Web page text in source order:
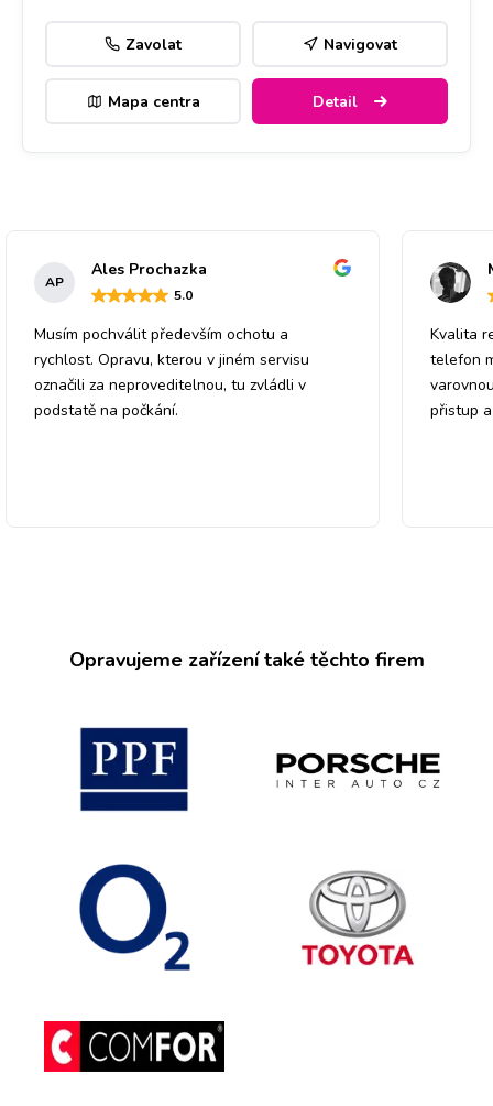
Zavolat Navigovat
Mapa centra Detail
AP
Ales Prochazka
5.0
Musím pochválit především ochotu a
rychlost. Opravu, kterou v jiném servisu
označili za neproveditelnou, tu zvládli v
podstatě na počkání.
Kvalita
telefon
přistup
Opravujeme zařízení také těchto firem